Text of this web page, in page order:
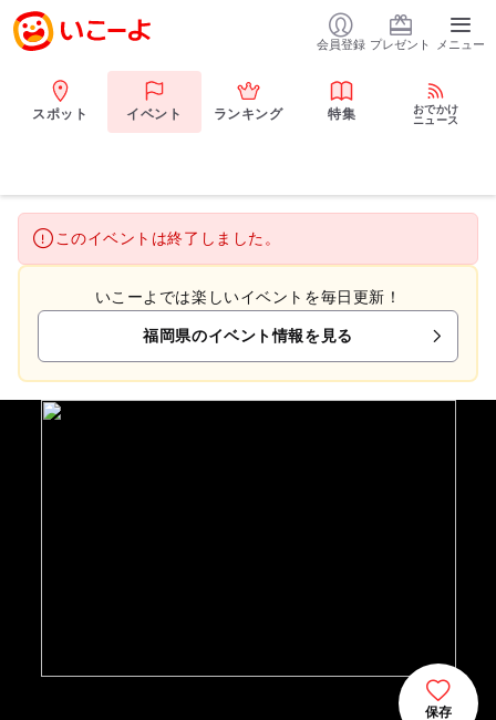
会員登録 プレゼント メニュー
スポット イベント ランキング 特集
おでかけ
ニュース
このイベントは終了しました。
いこーよでは楽しいイベントを毎日更新！
福岡県のイベント情報を見る
保存